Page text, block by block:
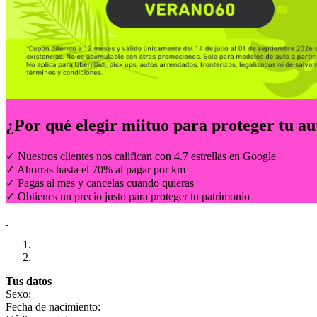
¿Por qué elegir miituo para proteger tu
✓ Nuestros clientes nos califican con 4.7 estrellas en Google
✓ Ahorras hasta el 70% al pagar por km
✓ Pagas al mes y cancelas cuando quieras
✓ Obtienes un precio justo para proteger tu patrimonio
Tus datos
Sexo:
Fecha de nacimiento: